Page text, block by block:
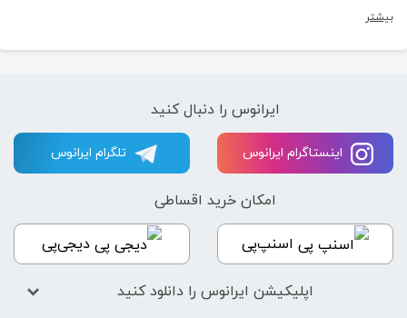
بیشتر
ایرانوس را دنبال کنید
تلگرام ایرانوس اینستاگرام ایرانوس
امکان خرید اقساطی
اسنپ‌پی دیجی‌پی
اپلیکیشن ایرانوس را دانلود کنید